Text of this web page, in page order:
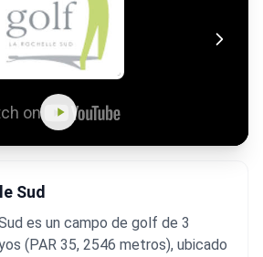
Sud
es un campo de golf de 3
(PAR 35, 2546 metros), ubicado